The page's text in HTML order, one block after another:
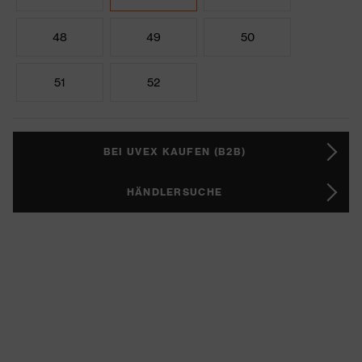
48 49 50
51 52
BEI UVEX KAUFEN (B2B)
HÄNDLERSUCHE